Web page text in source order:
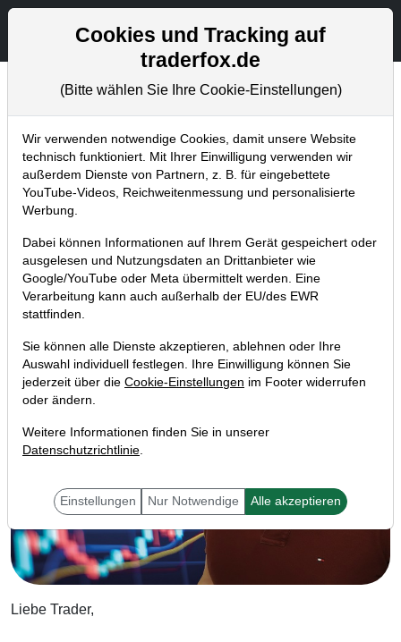
Aktien- und Artikelsuche
Trader-Blog
Home Blog Trader-Blog
Swing Trading mit dem 1-2-3-
4er von Jeff Cooper
11.02.2020 um 12:23 Uhr | A. Zehetner
Liebe Trader,
Cookies und Tracking auf
traderfox.de
(Bitte wählen Sie Ihre Cookie-Einstellungen)
Wir verwenden notwendige Cookies, damit unsere Website
technisch funktioniert. Mit Ihrer Einwilligung verwenden wir
außerdem Dienste von Partnern, z. B. für eingebettete
YouTube-Videos, Reichweitenmessung und personalisierte
Werbung.
Dabei können Informationen auf Ihrem Gerät gespeichert oder
ausgelesen und Nutzungsdaten an Drittanbieter wie
Google/YouTube oder Meta übermittelt werden. Eine
Verarbeitung kann auch außerhalb der EU/des EWR
stattfinden.
Sie können alle Dienste akzeptieren, ablehnen oder Ihre
Auswahl individuell festlegen. Ihre Einwilligung können Sie
jederzeit über die Cookie-Einstellungen im Footer widerrufen
oder ändern.
Weitere Informationen finden Sie in unserer
Datenschutzrichtlinie.
Einstellungen Nur Notwendige Alle akzeptieren